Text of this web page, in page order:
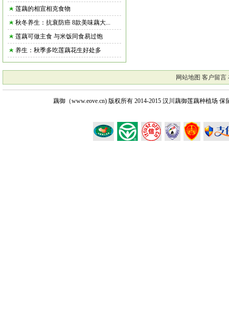
莲藕的相宜相克食物
秋冬养生：抗衰防癌 8款美味藕大...
莲藕可做主食 与米饭同食易过饱
养生：秋季多吃莲藕花生好处多
网站地图 客户留言
藕御（www.eove.cn) 版权所有2014-2015 汉川藕御莲藕种植场 保